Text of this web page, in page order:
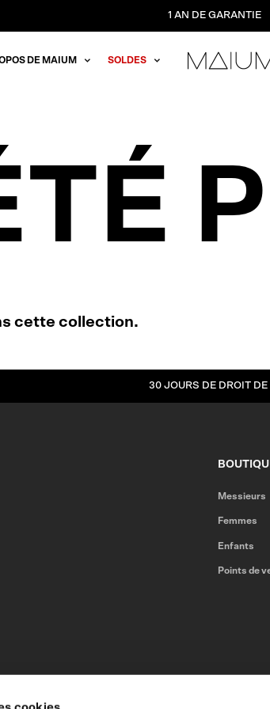
1 AN DE GARANTIE
DE MAIUM SOLDES
cette collection.
30 JOURS DE DROIT DE
Messieurs
Femmes
Enfants
Points de